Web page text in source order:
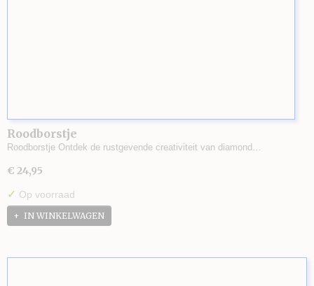
Roodborstje
Roodborstje Ontdek de rustgevende creativiteit van diamond…
€ 24,95
✓ Op voorraad
IN WINKELWAGEN